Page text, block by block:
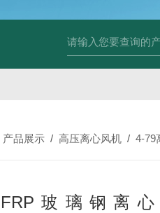
BDWEX-250EXDWEX-500D4边
产品展示 /高压离心风机 /4-79
FRP玻璃钢离